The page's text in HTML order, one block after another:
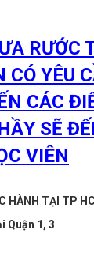
RƯỚC
CÓ YÊU
CÁC
SẼ
VIÊN
HÀNH TẠI TP
Quận 1, 3